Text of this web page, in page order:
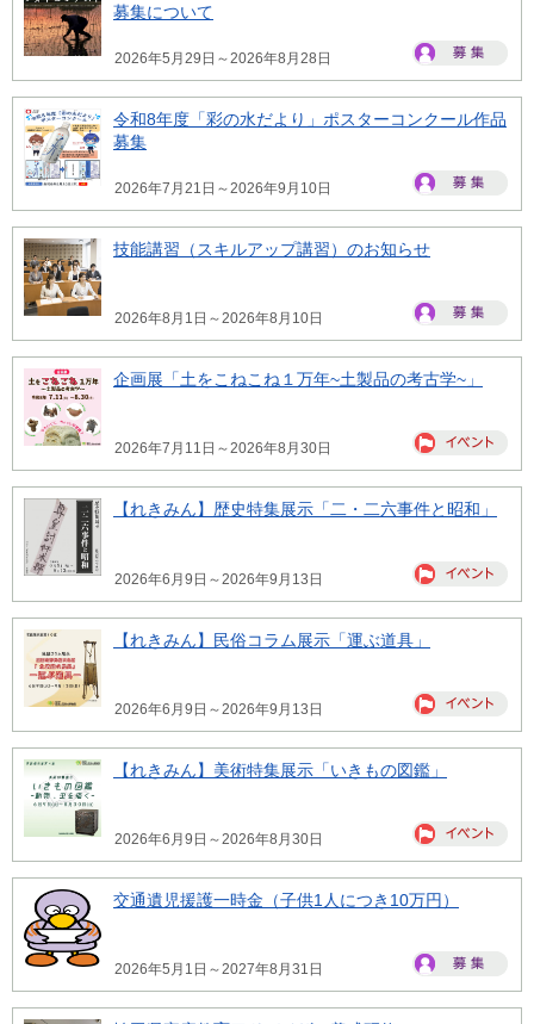
募集について
2026年5月29日～2026年8月28日
令和8年度「彩の水だより」ポスターコンクール作品
募集
2026年7月21日～2026年9月10日
技能講習（スキルアップ講習）のお知らせ
2026年8月1日～2026年8月10日
企画展「土をこねこね１万年~土製品の考古学~」
2026年7月11日～2026年8月30日
【れきみん】歴史特集展示「二・二六事件と昭和」
2026年6月9日～2026年9月13日
【れきみん】民俗コラム展示「運ぶ道具」
2026年6月9日～2026年9月13日
【れきみん】美術特集展示「いきもの図鑑」
2026年6月9日～2026年8月30日
交通遺児援護一時金（子供1人につき10万円）
2026年5月1日～2027年8月31日